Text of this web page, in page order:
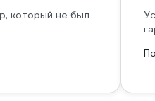
который не был